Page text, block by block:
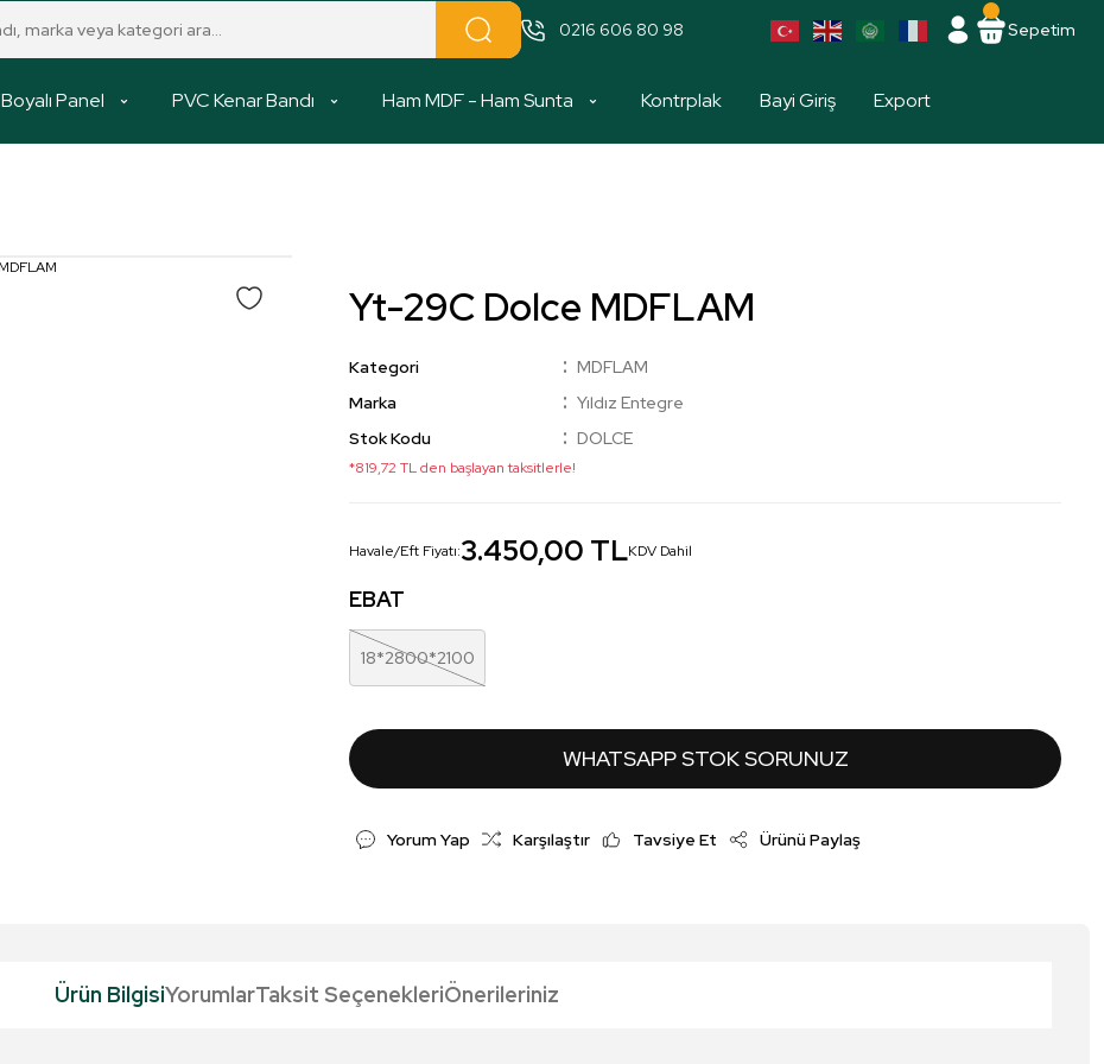
0216 606 80 98 Sepetim
Boyalı Panel PVC Kenar Bandı Ham MDF - Ham Sunta Kontrplak Bayi Giriş Export
Yt-29C Dolce MDFLAM
Kategori
MDFLAM
Marka
Yıldız Entegre
Stok Kodu
DOLCE
*819,72 TL den başlayan taksitlerle!
Havale/Eft Fiyatı:3.450,00 TLKDV Dahil
EBAT
18*2800*2100
WHATSAPP STOK SORUNUZ
Yorum Yap Karşılaştır Tavsiye Et Ürünü Paylaş
Ürün BilgisiYorumlarTaksit SeçenekleriÖnerileriniz